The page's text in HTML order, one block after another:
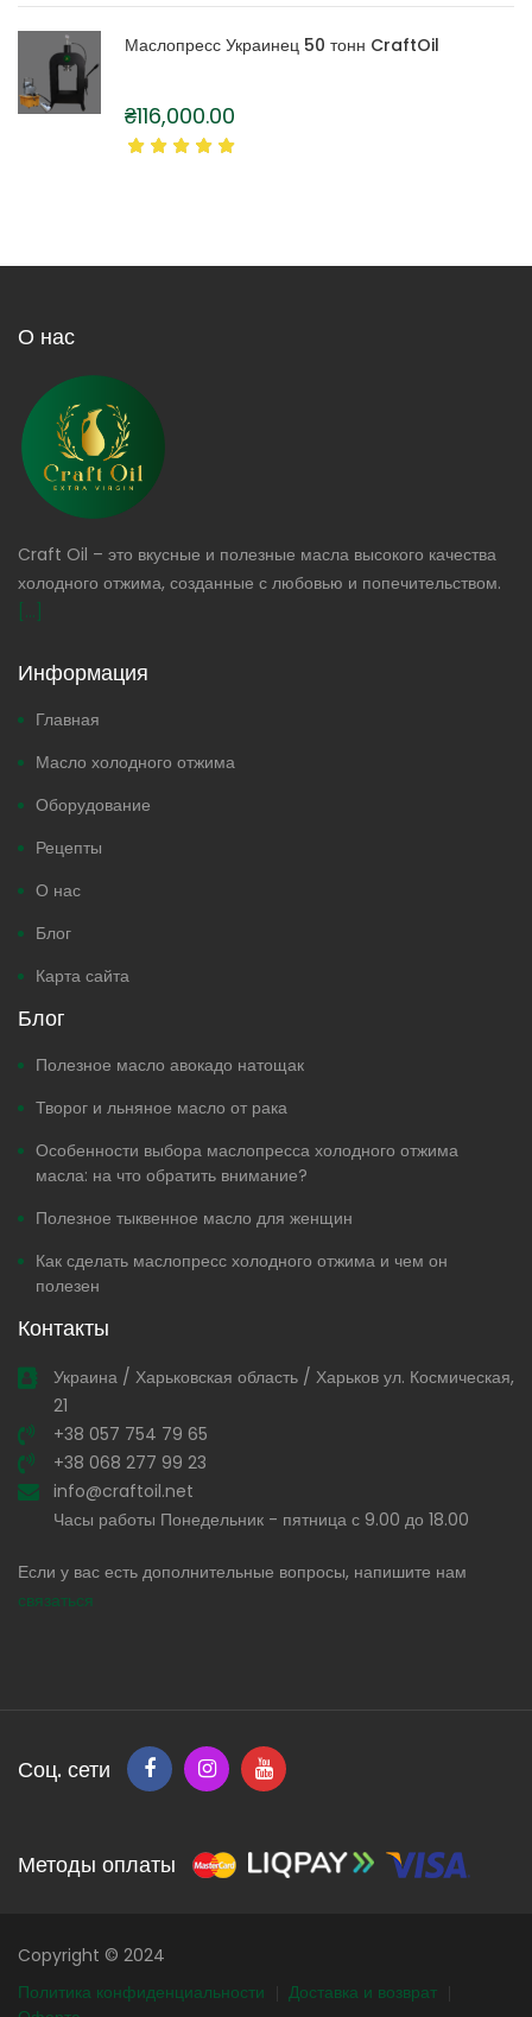
Маслопресс Украинец 50 тонн CraftOil
₴116,000.00
О нас
Craft Oil – это вкусные и полезные масла высокого качества
холодного отжима, созданные с любовью и попечительством.
[...]
Информация
Главная
Масло холодного отжима
Оборудование
Рецепты
О нас
Блог
Карта сайта
Блог
Полезное масло авокадо натощак
Творог и льняное масло от рака
Особенности выбора маслопресса холодного отжима
масла: на что обратить внимание?
Полезное тыквенное масло для женщин
Как сделать маслопресс холодного отжима и чем он
полезен
Контакты
Украина / Харьковская область / Харьков ул. Космическая,
21
+38 057 754 79 65
+38 068 277 99 23
info@craftoil.net
Часы работы Понедельник - пятница с 9.00 до 18.00
Если у вас есть дополнительные вопросы, напишите нам
связаться
Соц. сети
Методы оплаты
Copyright © 2024
Политика конфиденциальности
Доставка и возврат